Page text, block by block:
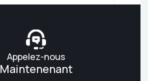
Appelez-nous
Maintenenant